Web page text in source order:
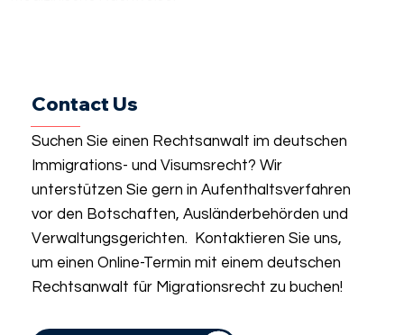
Contact Us
Suchen Sie einen Rechtsanwalt im deutschen
Immigrations- und Visumsrecht? Wir
unterstützen Sie gern in Aufenthaltsverfahren
vor den Botschaften, Ausländerbehörden und
Verwaltungsgerichten. Kontaktieren Sie uns,
um einen Online-Termin mit einem deutschen
Rechtsanwalt für Migrationsrecht zu buchen!